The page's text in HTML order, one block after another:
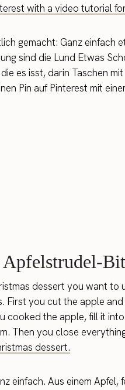
with a video tutorial
gemacht: Ganz einfach
sind die Lund Etwas
es isst, darin Taschen
Pin auf Pinterest mit
Apfelstrudel-
dessert you want
First you cut the apple
cooked the apple, fill it
Then you close
dessert.
einfach. Aus einem